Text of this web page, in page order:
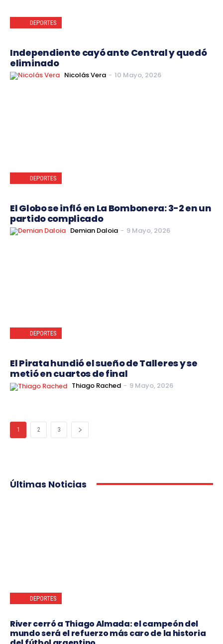
DEPORTES
Independiente cayó ante Central y quedó
eliminado
Nicolás Vera - 10 Mayo, 2026
DEPORTES
El Globo se infló en La Bombonera: 3-2 en un
partido complicado
Demian Daloia - 9 Mayo, 2026
DEPORTES
El Pirata hundió el sueño de Talleres y se
metió en cuartos de final
Thiago Rached - 9 Mayo, 2026
1 2 3
Últimas Noticias
DEPORTES
River cerró a Thiago Almada: el campeón del
mundo será el refuerzo más caro de la historia